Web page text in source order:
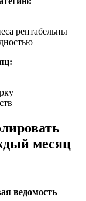
рентабельны
месяц
ведомость